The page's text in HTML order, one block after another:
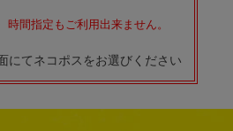
時間指定もご利用出来ません。
にてネコポスをお選びください